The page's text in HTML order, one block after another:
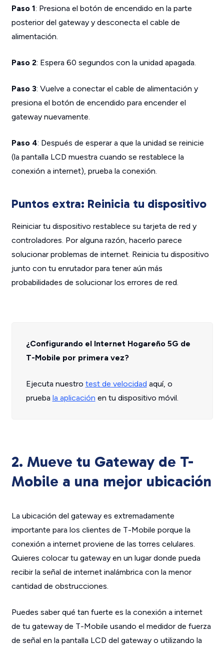
Paso 1: Presiona el botón de encendido en la parte
posterior del gateway y desconecta el cable de
alimentación.
Paso 2: Espera 60 segundos con la unidad apagada.
Paso 3: Vuelve a conectar el cable de alimentación y
presiona el botón de encendido para encender el
gateway nuevamente.
Paso 4: Después de esperar a que la unidad se reinicie
(la pantalla LCD muestra cuando se restablece la
conexión a internet), prueba la conexión.
Puntos extra: Reinicia tu dispositivo
Reiniciar tu dispositivo restablece su tarjeta de red y
controladores. Por alguna razón, hacerlo parece
solucionar problemas de internet. Reinicia tu dispositivo
junto con tu enrutador para tener aún más
probabilidades de solucionar los errores de red.
¿Configurando el Internet Hogareño 5G de
T-Mobile por primera vez?
Ejecuta nuestro test de velocidad aquí, o
prueba la aplicación en tu dispositivo móvil.
2. Mueve tu Gateway de T-
Mobile a una mejor ubicación
La ubicación del gateway es extremadamente
importante para los clientes de T-Mobile porque la
conexión a internet proviene de las torres celulares.
Quieres colocar tu gateway en un lugar donde pueda
recibir la señal de internet inalámbrica con la menor
cantidad de obstrucciones.
Puedes saber qué tan fuerte es la conexión a internet
de tu gateway de T-Mobile usando el medidor de fuerza
de señal en la pantalla LCD del gateway o utilizando la